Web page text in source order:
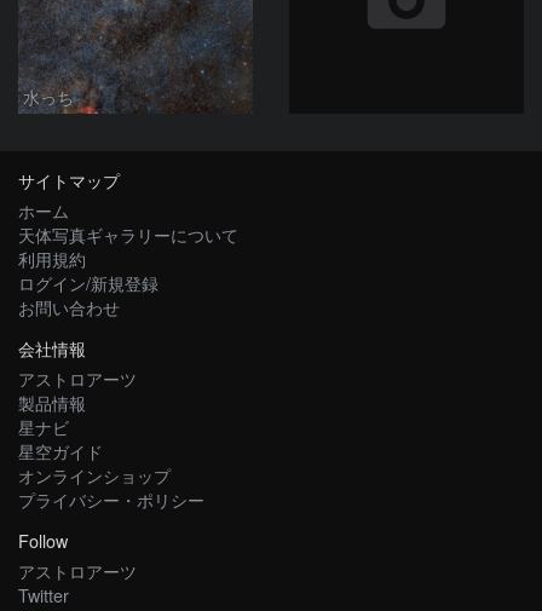
水っち
サイトマップ
ホーム
天体写真ギャラリーについて
利用規約
ログイン/新規登録
お問い合わせ
会社情報
アストロアーツ
製品情報
星ナビ
星空ガイド
オンラインショップ
プライバシー・ポリシー
Follow
アストロアーツ
Twitter